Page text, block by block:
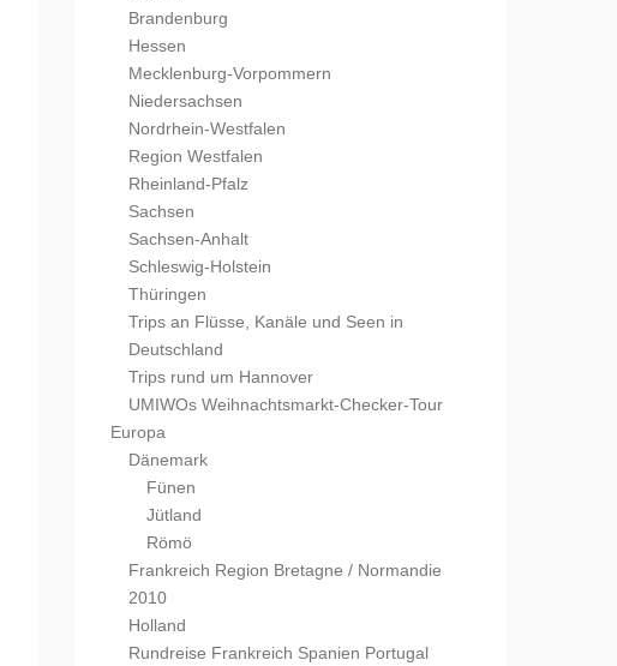
Brandenburg
Hessen
Mecklenburg-Vorpommern
Niedersachsen
Nordrhein-Westfalen
Region Westfalen
Rheinland-Pfalz
Sachsen
Sachsen-Anhalt
Schleswig-Holstein
Thüringen
Trips an Flüsse, Kanäle und Seen in
Deutschland
Trips rund um Hannover
UMIWOs Weihnachtsmarkt-Checker-Tour
Europa
Dänemark
Fünen
Jütland
Römö
Frankreich Region Bretagne / Normandie
2010
Holland
Rundreise Frankreich Spanien Portugal